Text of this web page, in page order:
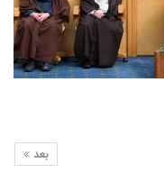
بعد